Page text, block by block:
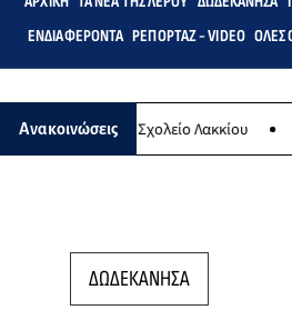
ΕΝΔΙΑΦΈΡΟΝΤΑ ΡΕΠΟΡΤΆΖ - VIDEO ΌΛΕΣ
Ανακοινώσεις
Δημοτικό Σχολείο Λακκίου
ΔΩΔΕΚΑΝΗΣΑ